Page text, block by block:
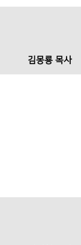
김몽룡 목사